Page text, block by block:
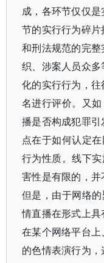
成，各环节仅仅
节的实行行为碎
和刑法规范的完
织、涉案人员众
化的实行行为，
名进行评价。又
播是否构成犯罪
点在于如何认定
行为性质。线下
害性是有限的，并
但是，由于网络
情直播在形式上
在某个网络平台
的色情表演行为